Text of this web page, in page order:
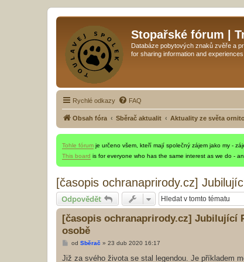
Stopařské fórum |
Databáze pobytových znaků zvěře a
for sharing information and experiences
Rychlé odkazy FAQ
Obsah fóra Sběrač aktualit Aktuality ze světa
Tohle fórum je určeno všem, kteří mají společný zájem jako my -
This board is for everyone who has the same interest as we do -
[časopis ochranaprirody.cz]
Odpovědět
[časopis ochranaprirody.cz] Jubilující
osobě
P
í
od Sběrač » 23 dub 2020 16:17
Již za svého života se stal legendou. Je příkladem